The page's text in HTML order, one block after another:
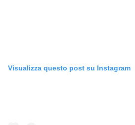
Visualizza questo post su Instagram